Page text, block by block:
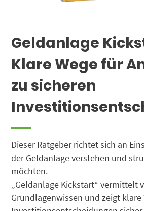
Geldanlage
Klare Wege für
zu sicheren
Dieser Ratgeber richtet sich an
der Geldanlage verstehen und
möchten.
„Geldanlage Kickstart“ vermittelt
Grundlagenwissen und zeigt klare